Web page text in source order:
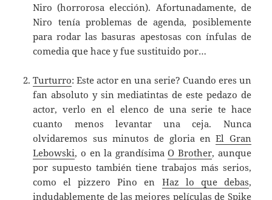
Niro (horrorosa elección). Afortunadamente, de
Niro tenía problemas de agenda, posiblemente
para rodar las basuras apestosas con ínfulas de
comedia que hace y fue sustituido por…
Turturro: Este actor en una serie? Cuando eres un
fan absoluto y sin mediatintas de este pedazo de
actor, verlo en el elenco de una serie te hace
cuanto menos levantar una ceja. Nunca
olvidaremos sus minutos de gloria enEl Gran
Lebowski, o en la grandísimaO Brother, aunque
por supuesto también tiene trabajos más serios,
como el pizzero Pino en Haz lo que debas,
indudablemente de las mejores películas de Spike